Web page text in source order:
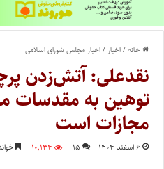
خانه/اخبار /اخبار مجلس شورای اسلامی
نقدعلی: آتش‌زدن
مجازات است
۶ اسفند ۱۴۰۴ ۱۵ ۱۰,۱۳۴ خواندن